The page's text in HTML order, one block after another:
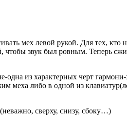
мех левой рукой. Для тех, кто
чтобы звук был ровным. Теперь
из характерных черт
меха либо в одной из
сверху, снизу, сбоку…)